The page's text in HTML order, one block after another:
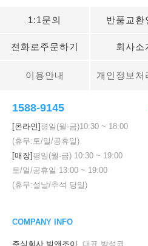
1:1문의 반품교환
전화로주문하기 회사소
이용안내 개인정보처
1588-9145
[온라인]평일(월-금)10:30 ~ 18:00
(휴무:토/일/공휴일)
[매장]평일(월-금) 10:30 ~ 19:00
토/일/공휴일 13:00 ~ 19:00
(휴무:설날/추석 당일)
COMPANY INFO
주식회사 빅앤조이
대표 박성권